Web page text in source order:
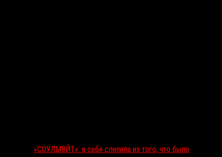
«СОУЛМ8ЙТ»: я себя слепила из того, что было